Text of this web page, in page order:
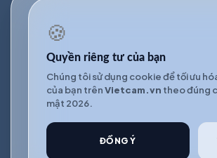
🍪
Quyền riêng tư của bạn
Chúng tôi sử dụng cookie để tối ưu
của bạn trênVietcam.vn theo đúng
mật 2026.
ĐỒNG Ý